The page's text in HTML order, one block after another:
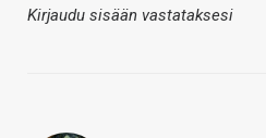
Kirjaudu sisään vastataksesi